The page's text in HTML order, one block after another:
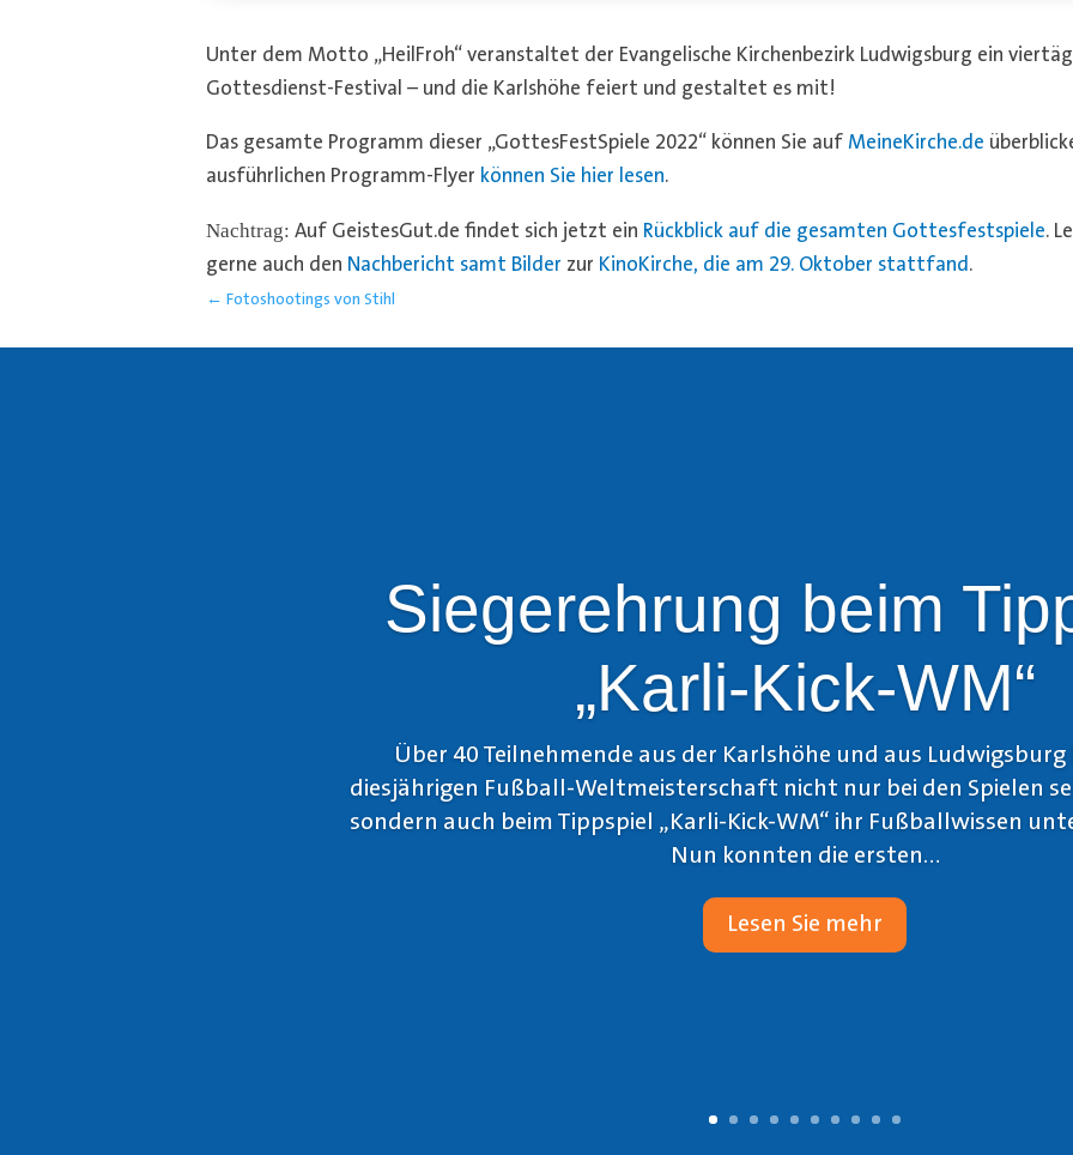
Unter dem Motto „HeilFroh“ veranstaltet der Evangelische Kirchenbezirk Ludwigsburg ein
Gottesdienst-Festival – und die Karlshöhe feiert und gestaltet es mit!
Das gesamte Programm dieser „GottesFestSpiele 2022“ können Sie auf MeineKirche.de
ausführlichen Programm-Flyer können Sie hier lesen.
Nachtrag: Auf GeistesGut.de findet sich jetzt ein Rückblick auf die gesamten Gottesfestspiele.
gerne auch den Nachbericht samt Bilder zur KinoKirche, die am 29. Oktober stattfand.
← Fotoshootings von Stihl
Siegerehrung beim
„Karli-Kick-WM“
Über 40 Teilnehmende aus der Karlshöhe und aus Ludwigsburg
diesjährigen Fußball-Weltmeisterschaft nicht nur bei den Spielen
sondern auch beim Tippspiel „Karli-Kick-WM“ ihr Fußballwissen
Nun konnten die ersten...
Lesen Sie mehr